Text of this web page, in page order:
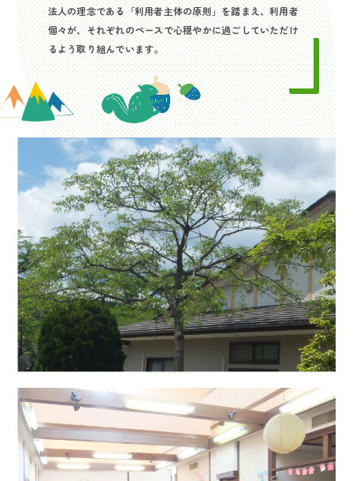
法人の理念である「利用者主体の原則」を踏まえ、利用者
個々が、それぞれのペースで心穏やかに過ごしていただけ
るよう取り組んでいます。